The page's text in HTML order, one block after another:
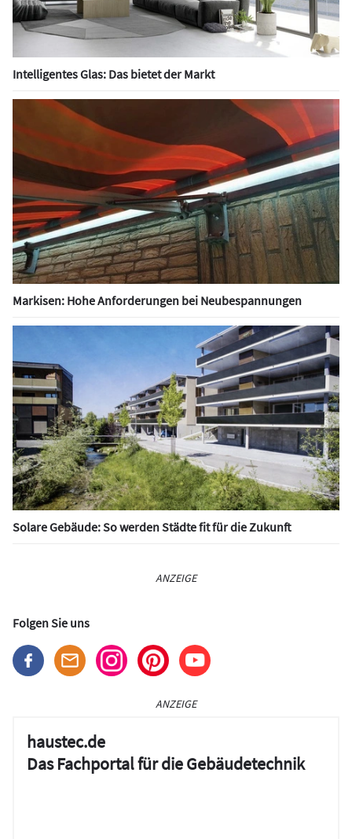
Intelligentes Glas: Das bietet der Markt
Markisen: Hohe Anforderungen bei Neubespannungen
Solare Gebäude: So werden Städte fit für die Zukunft
ANZEIGE
Folgen Sie uns
ANZEIGE
haustec.de
Das Fachportal für die Gebäudetechnik